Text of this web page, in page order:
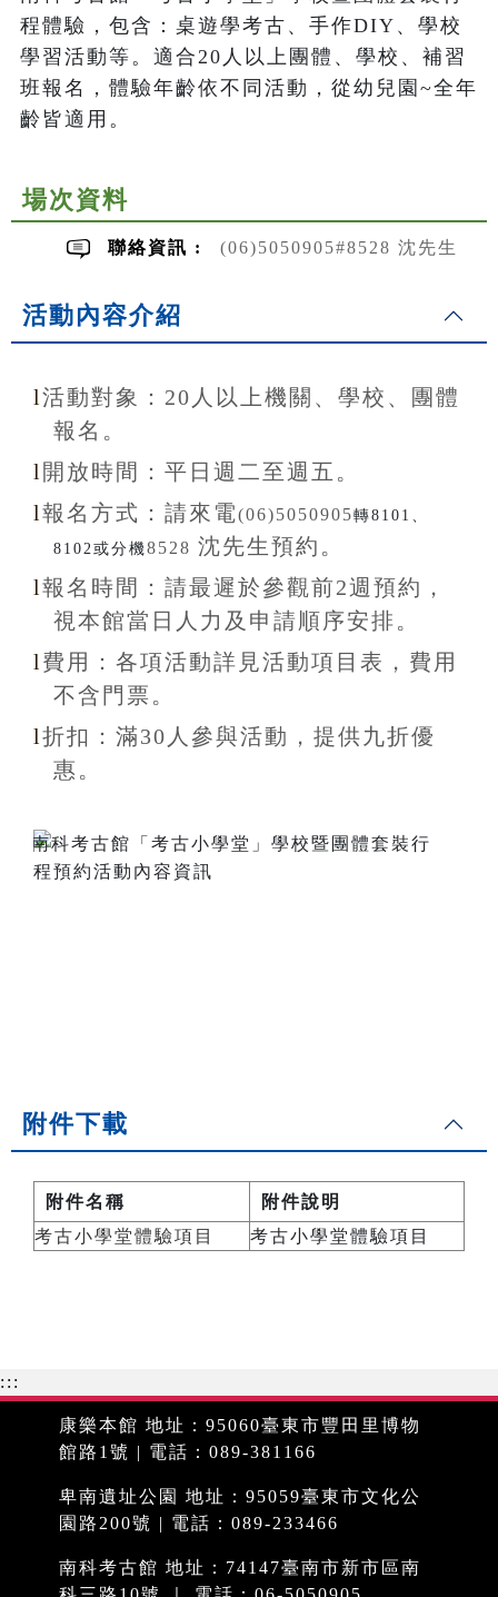
程體驗，包含：桌遊學考古、手作DIY、學校
學習活動等。適合20人以上團體、學校、補習
班報名，體驗年齡依不同活動，從幼兒園~全年
齡皆適用。
場次資料
聯絡資訊 : (06)5050905#8528 沈先生
活動內容介紹
l活動對象：20 人以上機關、學校、團體
報名。
l 開放時間： 平日週二至週五。
l報名方式： 請來電(06)5050905轉8101、
8102或分機8528 沈先生預約。
l報名 時間： 請最遲於參觀前2週預約，
視本館當日人力及申請順序安排。
l 費用：各項活動詳見活動項目表，費用
不含 門票。
l折扣 ：滿30 人參與活動，提供九折優
惠 。
附件下載
附件名稱
附件說明
考古小學堂體驗項目
考古小學堂體驗項目
:::
康樂本館 地址：95060臺東市豐田里博物
館路1號 | 電話：089-381166
卑南遺址公園 地址：95059臺東市文化公
園路200號 | 電話：089-233466
南科考古館 地址：74147臺南市新市區南